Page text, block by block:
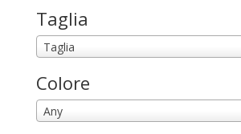
Taglia
Taglia
Colore
Any